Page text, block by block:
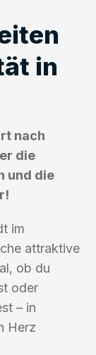
in
nach
die
und die
im
attraktive
ob du
oder
– in
Herz